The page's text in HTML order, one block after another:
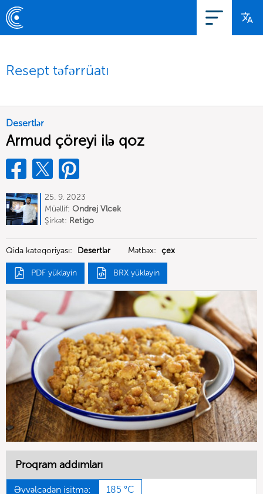
Resept təfərrüatı
Desertlər
Armud çöreyi ilə qoz
25. 9. 2023
Müəllif: Ondrej Vlcek
Şirkət: Retigo
Qida kateqoriyası: Desertlər Mətbəx: çex
PDF yükləyin BRX yükləyin
Proqram addımları
Əvvəlcədən isitmə: 185 °C